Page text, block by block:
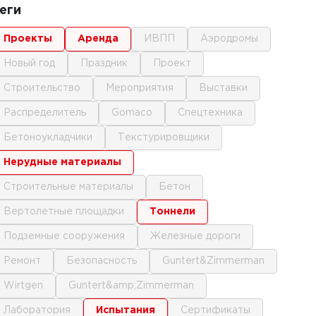
проекты аренда ИВПП аэродромы
новый год праздник проект
строительство мероприятия выставки
распределитель gomaco спецтехника
бетоноукладчики текстурировщики
нерудные материалы
строительные материалы бетон
вертолетные площадки тоннели
подземные сооружения железные дороги
ремонт безопасность Guntert&Zimmerman
Wirtgen Guntert&amp;Zimmerman
лаборатория испытания сертификаты